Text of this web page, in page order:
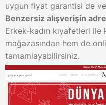
uygun fiyat garantisi de
Benzersiz alışverişin
Erkek-kadın kıyafetleri
mağazasından hem de
tamamlayabilirsiniz.